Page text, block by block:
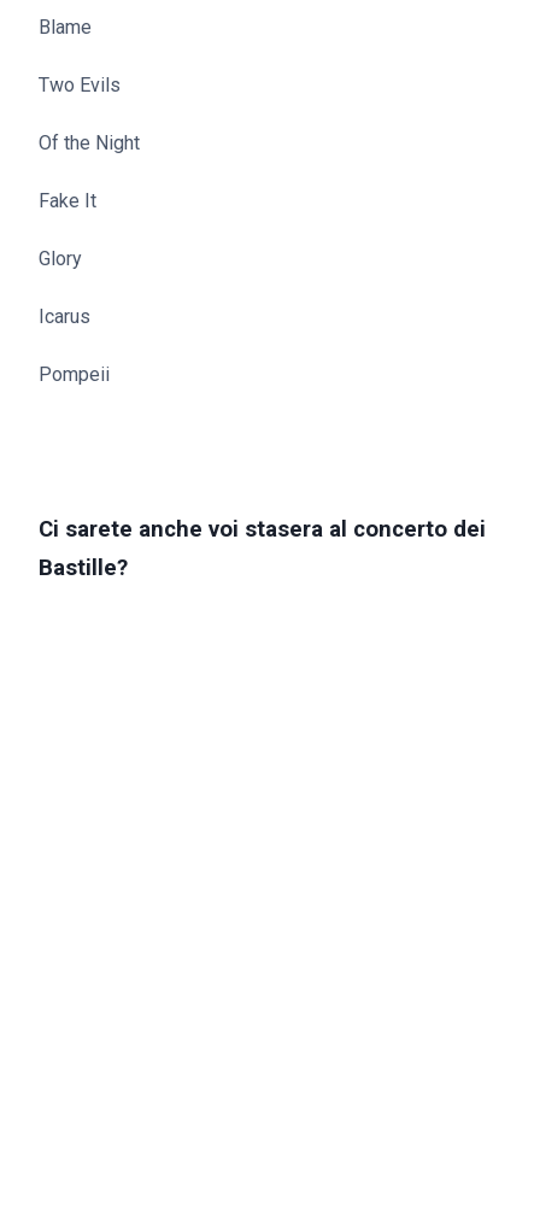
Blame
Two Evils
Of the Night
Fake It
Glory
Icarus
Pompeii
Ci sarete anche voi stasera al concerto dei
Bastille?